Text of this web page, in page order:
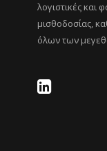
λογιστικές και
μισθοδοσίας,
όλων των